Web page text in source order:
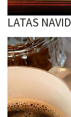
LATAS